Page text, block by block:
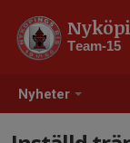
Nyheter
Team-15